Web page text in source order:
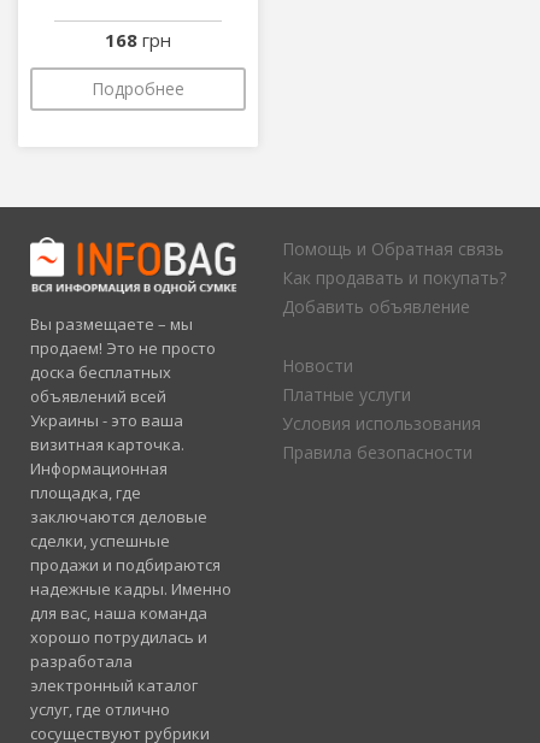
168 грн
Подробнее
Вы размещаете – мы
продаем! Это не просто
доска бесплатных
объявлений всей
Украины - это ваша
визитная карточка.
Информационная
площадка, где
заключаются деловые
сделки, успешные
продажи и подбираются
надежные кадры. Именно
для вас, наша команда
хорошо потрудилась и
разработала
электронный каталог
услуг, где отлично
сосуществуют рубрики
Помощь и Обратная связь
Как продавать и покупать?
Добавить объявление
Новости
Платные услуги
Условия использования
Правила безопасности